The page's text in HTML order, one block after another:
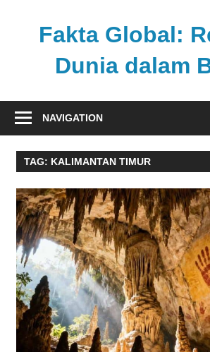
Fakta Global:
Dunia dalam
kabar
dari
berbagai
pandang
NAVIGATION
TAG: KALIMANTAN TIMUR